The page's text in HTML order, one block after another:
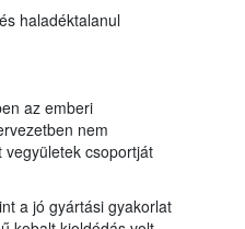
haladéktalanul
az emberi
nem
csoportját
a jó gyártási gyakorlat